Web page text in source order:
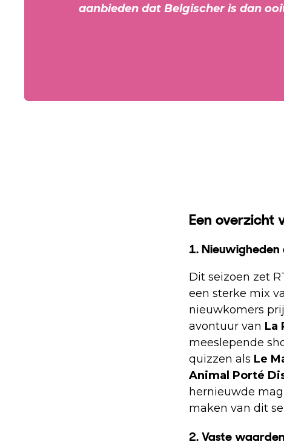
aanbieden dat Belgischer is dan
Een overzicht
1. Nieuwigheden
Dit seizoen zet
een sterke mix
nieuwkomers
avontuur van La
meeslepende
quizzen als Le
Animal Porté
hernieuwde
maken van dit
2. Vaste